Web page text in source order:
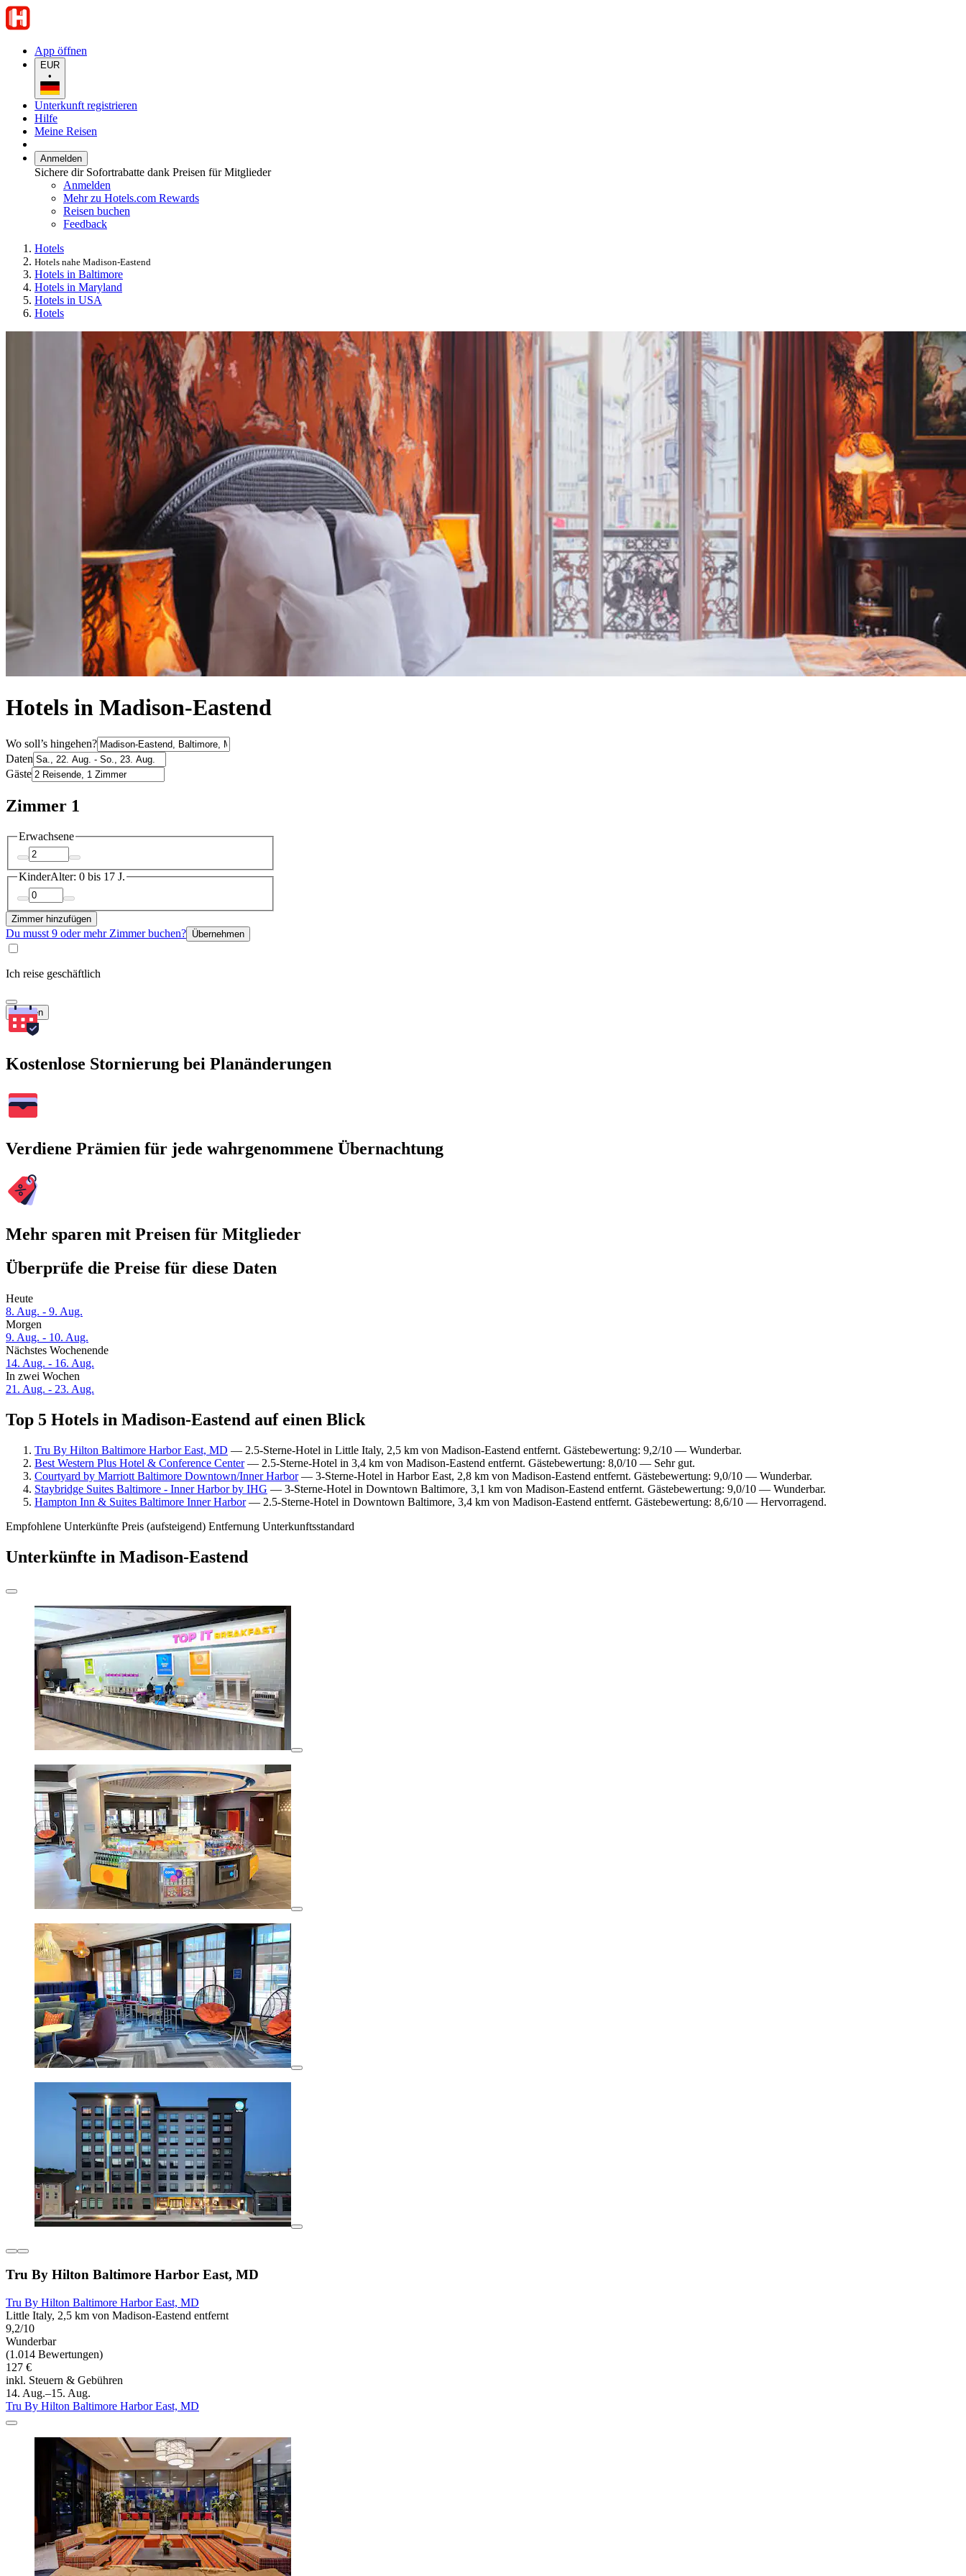
App öffnen
EUR
•
Unterkunft registrieren
Hilfe
Meine Reisen
Anmelden
Sichere dir Sofortrabatte dank Preisen für Mitglieder
Anmelden
Mehr zu Hotels.com Rewards
Reisen buchen
Feedback
Hotels
Hotels nahe Madison-Eastend
Hotels in Baltimore
Hotels in Maryland
Hotels in USA
Hotels
Hotels in Madison-Eastend
Wo soll’s hingehen?
Daten
Gäste
Zimmer 1
Erwachsene
KinderAlter: 0 bis 17 J.
Zimmer hinzufügen
Du musst 9 oder mehr Zimmer buchen? Übernehmen
Ich reise geschäftlich
Suchen
Kostenlose Stornierung bei Planänderungen
Verdiene Prämien für jede wahrgenommene Übernachtung
Mehr sparen mit Preisen für Mitglieder
Überprüfe die Preise für diese Daten
Heute
8. Aug. - 9. Aug.
Morgen
9. Aug. - 10. Aug.
Nächstes Wochenende
14. Aug. - 16. Aug.
In zwei Wochen
21. Aug. - 23. Aug.
Top 5 Hotels in Madison-Eastend auf einen Blick
Tru By Hilton Baltimore Harbor East, MD — 2.5-Sterne-Hotel in Little Italy, 2,5 km von Madison-Eastend entfernt. Gästebewertung: 9,2/10 — Wunderbar.
Best Western Plus Hotel & Conference Center— 2.5-Sterne-Hotel in 3,4 km von Madison-Eastend entfernt. Gästebewertung: 8,0/10 — Sehr gut.
Courtyard by Marriott Baltimore Downtown/Inner Harbor— 3-Sterne-Hotel in Harbor East, 2,8 km von Madison-Eastend entfernt. Gästebewertung: 9,0/10 — Wunderbar.
Staybridge Suites Baltimore - Inner Harbor by IHG — 3-Sterne-Hotel in Downtown Baltimore, 3,1 km von Madison-Eastend entfernt. Gästebewertung: 9,0/10 — Wunderbar.
Hampton Inn & Suites Baltimore Inner Harbor— 2.5-Sterne-Hotel in Downtown Baltimore, 3,4 km von Madison-Eastend entfernt. Gästebewertung: 8,6/10 — Hervorragend.
Empfohlene Unterkünfte Preis (aufsteigend) Entfernung Unterkunftsstandard
Unterkünfte in Madison-Eastend
Tru By Hilton Baltimore Harbor East, MD
Tru By Hilton Baltimore Harbor East, MD
Little Italy, 2,5 km von Madison-Eastend entfernt
9,2/10
Wunderbar
(1.014 Bewertungen)
127 €
inkl. Steuern & Gebühren
14. Aug.–15. Aug.
Tru By Hilton Baltimore Harbor East, MD